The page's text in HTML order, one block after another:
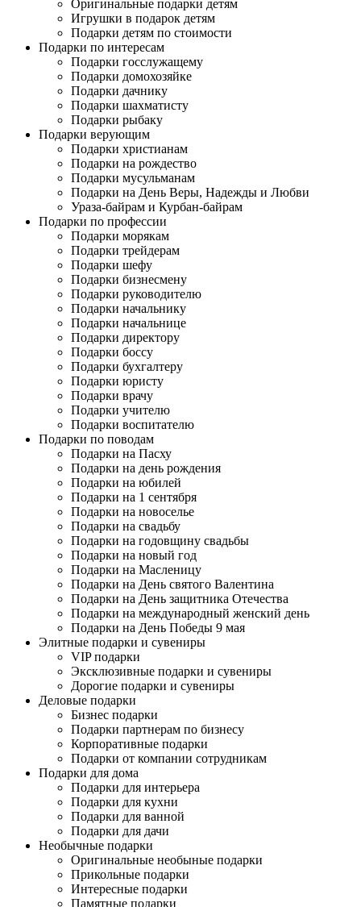
Оригинальные подарки детям
Игрушки в подарок детям
Подарки детям по стоимости
Подарки по интересам
Подарки госслужащему
Подарки домохозяйке
Подарки дачнику
Подарки шахматисту
Подарки рыбаку
Подарки верующим
Подарки христианам
Подарки на рождество
Подарки мусульманам
Подарки на День Веры, Надежды и Любви
Ураза-байрам и Курбан-байрам
Подарки по профессии
Подарки морякам
Подарки трейдерам
Подарки шефу
Подарки бизнесмену
Подарки руководителю
Подарки начальнику
Подарки начальнице
Подарки директору
Подарки боссу
Подарки бухгалтеру
Подарки юристу
Подарки врачу
Подарки учителю
Подарки воспитателю
Подарки по поводам
Подарки на Пасху
Подарки на день рождения
Подарки на юбилей
Подарки на 1 сентября
Подарки на новоселье
Подарки на свадьбу
Подарки на годовщину свадьбы
Подарки на новый год
Подарки на Масленицу
Подарки на День святого Валентина
Подарки на День защитника Отечества
Подарки на международный женский день
Подарки на День Победы 9 мая
Элитные подарки и сувениры
VIP подарки
Эксклюзивные подарки и сувениры
Дорогие подарки и сувениры
Деловые подарки
Бизнес подарки
Подарки партнерам по бизнесу
Корпоративные подарки
Подарки от компании сотрудникам
Подарки для дома
Подарки для интерьера
Подарки для кухни
Подарки для ванной
Подарки для дачи
Необычные подарки
Оригинальные необыные подарки
Прикольные подарки
Интересные подарки
Памятные подарки